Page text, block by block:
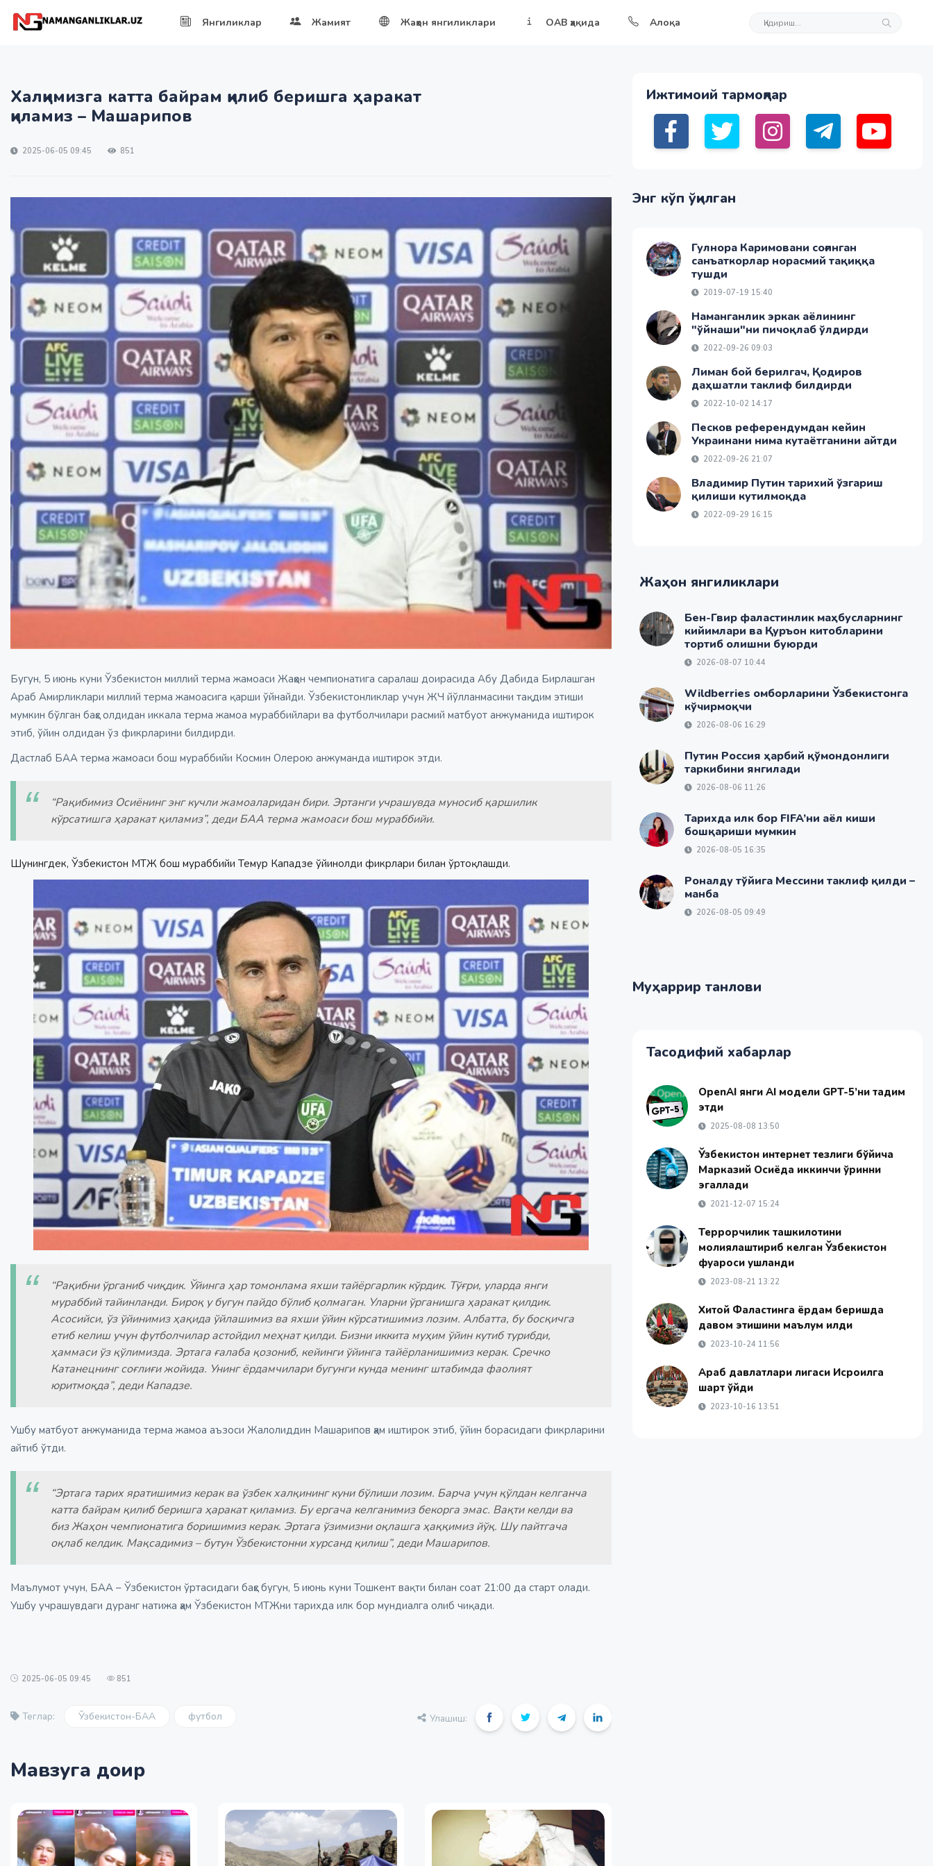
Янгиликлар Жамият Жаҳон янгиликлари ОАВ ҳақида Алоқа
Халқимизга катта байрам қилиб беришга ҳаракат
қиламиз – Машарипов
2025-06-05 09:45 851
Бугун, 5 июнь куни Ўзбекистон миллий терма жамоаси Жаҳон чемпионатига саралаш доирасида Абу Дабида Бирлашган
Араб Амирликлари миллий терма жамоасига қарши ўйнайди. Ўзбекистонликлар учун ЖЧ йўлланмасини тақдим этиши
мумкин бўлган баҳс олдидан иккала терма жамоа мураббийлари ва футболчилари расмий матбуот анжуманида иштирок
этиб, ўйин олдидан ўз фикрларини билдирди.
Дастлаб БАА терма жамоаси бош мураббийи Космин Олерою анжуманда иштирок этди.
“Рақибимиз Осиёнинг энг кучли жамоаларидан бири. Эртанги учрашувда муносиб қаршилик
кўрсатишга ҳаракат қиламиз”, деди БАА терма жамоаси бош мураббийи.
Шунингдек, Ўзбекистон МТЖ бош мураббийи Темур Кападзе ўйинолди фикрлари билан ўртоқлашди.
“Рақибни ўрганиб чиқдик. Ўйинга ҳар томонлама яхши тайёргарлик кўрдик. Тўғри, уларда янги
мураббий тайинланди. Бироқ у бугун пайдо бўлиб қолмаган. Уларни ўрганишга ҳаракат қилдик.
Асосийси, ўз ўйинимиз ҳақида ўйлашимиз ва яхши ўйин кўрсатишимиз лозим. Албатта, бу босқичга
етиб келиш учун футболчилар астойдил меҳнат қилди. Бизни иккита муҳим ўйин кутиб турибди,
ҳаммаси ўз қўлимизда. Эртага ғалаба қозониб, кейинги ўйинга тайёрланишимиз керак. Сречко
Катанецнинг соғлиғи жойида. Унинг ёрдамчилари бугунги кунда менинг штабимда фаолият
юритмоқда”, деди Кападзе.
Ушбу матбуот анжуманида терма жамоа аъзоси Жалолиддин Машарипов ҳам иштирок этиб, ўйин борасидаги фикрларини
айтиб ўтди.
“Эртага тарих яратишимиз керак ва ўзбек халқининг куни бўлиши лозим. Барча учун қўлдан келганча
катта байрам қилиб беришга ҳаракат қиламиз. Бу ергача келганимиз бекорга эмас. Вақти келди ва
биз Жаҳон чемпионатига боришимиз керак. Эртага ўзимизни оқлашга ҳаққимиз йўқ. Шу пайтгача
оқлаб келдик. Мақсадимиз – бутун Ўзбекистонни хурсанд қилиш”, деди Машарипов.
Маълумот учун, БАА – Ўзбекистон ўртасидаги баҳс бугун, 5 июнь куни Тошкент вақти билан соат 21:00 да старт олади.
Ушбу учрашувдаги дуранг натижа ҳам Ўзбекистон МТЖни тарихда илк бор мундиалга олиб чиқади.
2025-06-05 09:45 851
Теглар: Ўзбекистон-БАА футбол Улашиш:
Мавзуга доир
Ижтимоий тармоқлар
Энг кўп ўқилган
Гулнора Каримовани соғинган
санъаткорлар норасмий тақиққа
тушди
2019-07-19 15:40
Наманганлик эркак аёлининг
"ўйнаши"ни пичоқлаб ўлдирди
2022-09-26 09:03
Лиман бой берилгач, Қодиров
даҳшатли таклиф билдирди
2022-10-02 14:17
Песков референдумдан кейин
Украинани нима кутаётганини айтди
2022-09-26 21:07
Владимир Путин тарихий ўзгариш
қилиши кутилмоқда
2022-09-29 16:15
Жаҳон янгиликлари
Бен-Гвир фаластинлик маҳбусларнинг
кийимлари ва Қуръон китобларини
тортиб олишни буюрди
2026-08-07 10:44
Wildberries омборларини Ўзбекистонга
кўчирмоқчи
2026-08-06 16:29
Путин Россия ҳарбий қўмондонлиги
таркибини янгилади
2026-08-06 11:26
Тарихда илк бор FIFA’ни аёл киши
бошқариши мумкин
2026-08-05 16:35
Роналду тўйига Мессини таклиф қилди –
манба
2026-08-05 09:49
Муҳаррир танлови
Тасодифий хабарлар
OpenAI янги AI модели GPT-5’ни тақдим
этди
2025-08-08 13:50
Ўзбекистон интернет тезлиги бўйича
Марказий Осиёда иккинчи ўринни
эгаллади
2021-12-07 15:24
Террорчилик ташкилотини
молиялаштириб келган Ўзбекистон
фуқароси ушланди
2023-08-21 13:22
Хитой Фаластинга ёрдам беришда
давом этишини маълум қилди
2023-10-24 11:56
Араб давлатлари лигаси Исроилга
шарт қўйди
2023-10-16 13:51